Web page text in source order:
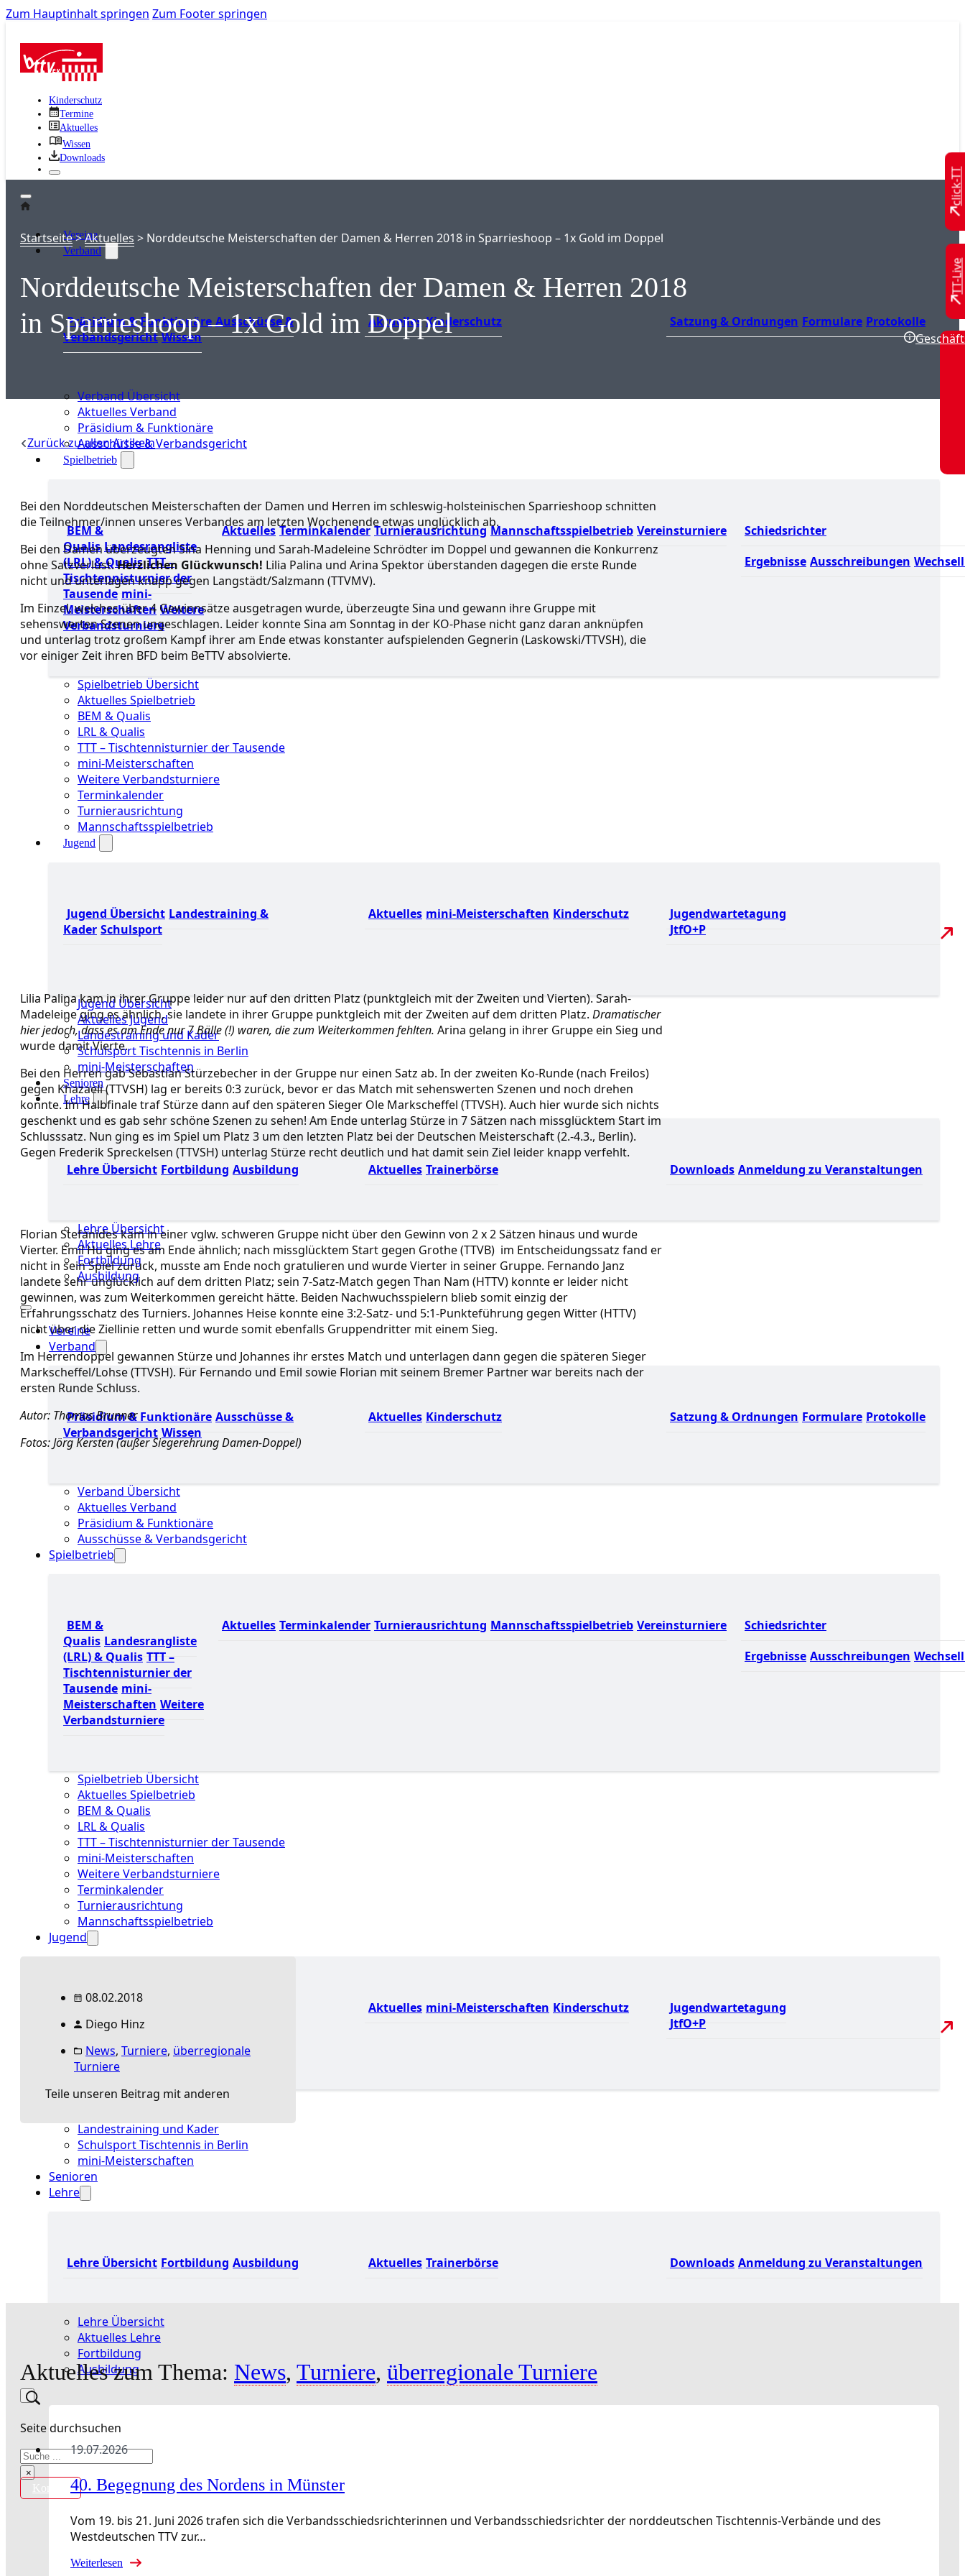
Zum Hauptinhalt springen Zum Footer springen
Kinderschutz
Termine
Aktuelles
Wissen
Downloads
Vereine
Verband
Präsidium & Funktionäre Ausschüsse &
Verbandsgericht Wissen
Aktuelles Kinderschutz Satzung & Ordnungen Formulare Protokolle
Verband Übersicht
Aktuelles Verband
Präsidium & Funktionäre
Ausschüsse & Verbandsgericht
Spielbetrieb
BEM &
Qualis Landesrangliste
(LRL) & Qualis TTT –
Tischtennisturnier der
Tausende mini-
Meisterschaften Weitere
Verbandsturniere
Aktuelles Terminkalender Turnierausrichtung Mannschaftsspielbetrieb Vereinsturniere
Schiedsrichter
Ergebnisse Ausschreibungen
Spielbetrieb Übersicht
Aktuelles Spielbetrieb
BEM & Qualis
LRL & Qualis
TTT – Tischtennisturnier der Tausende
mini-Meisterschaften
Weitere Verbandsturniere
Terminkalender
Turnierausrichtung
Mannschaftsspielbetrieb
Jugend
Jugend Übersicht Landestraining &
Kader Schulsport
Aktuelles mini-Meisterschaften Kinderschutz
Jugendwartetagung
JtfO+P
Jugend Übersicht
Aktuelles Jugend
Landestraining und Kader
Schulsport Tischtennis in Berlin
mini-Meisterschaften
Senioren
Lehre
Lehre Übersicht Fortbildung Ausbildung Aktuelles Trainerbörse Downloads Anmeldung zu Veranstaltungen
Lehre Übersicht
Aktuelles Lehre
Fortbildung
Ausbildung
Vereine
Verband
Präsidium & Funktionäre Ausschüsse &
Verbandsgericht Wissen
Aktuelles Kinderschutz Satzung & Ordnungen Formulare Protokolle
Verband Übersicht
Aktuelles Verband
Präsidium & Funktionäre
Ausschüsse & Verbandsgericht
Spielbetrieb
BEM &
Qualis Landesrangliste
(LRL) & Qualis TTT –
Tischtennisturnier der
Tausende mini-
Meisterschaften Weitere
Verbandsturniere
Aktuelles Terminkalender Turnierausrichtung Mannschaftsspielbetrieb Vereinsturniere
Schiedsrichter
Ergebnisse Ausschreibungen
Spielbetrieb Übersicht
Aktuelles Spielbetrieb
BEM & Qualis
LRL & Qualis
TTT – Tischtennisturnier der Tausende
mini-Meisterschaften
Weitere Verbandsturniere
Terminkalender
Turnierausrichtung
Mannschaftsspielbetrieb
Jugend
Kader Schulsport
Aktuelles mini-Meisterschaften Kinderschutz
Jugendwartetagung
JtfO+P
Jugend Übersicht
Landestraining und Kader
Schulsport Tischtennis in Berlin
mini-Meisterschaften
Senioren
Lehre
Lehre Übersicht Fortbildung Ausbildung Aktuelles Trainerbörse Downloads Anmeldung zu Veranstaltungen
Lehre Übersicht
Aktuelles Lehre
Fortbildung
Ausbildung
Seite durchsuchen
Suchen
×
Kontakt
Startseite>Aktuelles > Norddeutsche Meisterschaften der Damen & Herren 2018 in Sparrieshoop – 1x Gold im Doppel
Norddeutsche Meisterschaften der Damen & Herren 2018
in Sparrieshoop – 1x Gold im Doppel
Zurück zu allen Artikeln
Bei den Norddeutschen Meisterschaften der Damen und Herren im schleswig-holsteinischen Sparrieshoop schnitten
die Teilnehmer/innen unseres Verbandes am letzten Wochenende etwas unglücklich ab.
Bei den Damen überzeugten Sina Henning und Sarah-Madeleine Schrödter im Doppel und gewannen die Konkurrenz
ohne Satzverlust.Herzlichen Glückwunsch! Lilia Palina und Arina Spektor überstanden dagegen die erste Runde
nicht und unterlagen knapp gegen Langstädt/Salzmann (TTVMV).
Im Einzel, welches über 4 Gewinnsätze ausgetragen wurde, überzeugte Sina und gewann ihre Gruppe mit
sehenswerten Szenen ungeschlagen. Leider konnte Sina am Sonntag in der KO-Phase nicht ganz daran anknüpfen
und unterlag trotz großem Kampf ihrer am Ende etwas konstanter aufspielenden Gegnerin (Laskowski/TTVSH), die
vor einiger Zeit ihren BFD beim BeTTV absolvierte.
Lilia Palina kam in ihrer Gruppe leider nur auf den dritten Platz (punktgleich mit der Zweiten und Vierten). Sarah-
Madeleine ging es ähnlich, sie landete in ihrer Gruppe punktgleich mit der Zweiten auf dem dritten Platz. Dramatischer
hier jedoch, dass es am Ende nur 7 Bälle (!) waren, die zum Weiterkommen fehlten. Arina gelang in ihrer Gruppe ein Sieg und
wurde damit Vierte.
Bei den Herren gab Sebastian Stürzebecher in der Gruppe nur einen Satz ab. In der zweiten Ko-Runde (nach Freilos)
gegen Khazaeli (TTVSH) lag er bereits 0:3 zurück, bevor er das Match mit sehenswerten Szenen und noch drehen
konnte. Im Halbfinale traf Stürze dann auf den späteren Sieger Ole Markscheffel (TTVSH). Auch hier wurde sich nichts
geschenkt und es gab sehr schöne Szenen zu sehen! Am Ende unterlag Stürze in 7 Sätzen nach missglücktem Start im
Schlusssatz. Nun ging es im Spiel um Platz 3 um den letzten Platz bei der Deutschen Meisterschaft (2.-4.3., Berlin).
Gegen Frederik Spreckelsen (TTVSH) unterlag Stürze recht deutlich und hat damit sein Ziel leider knapp verfehlt.
Florian Stefanides kam in einer vglw. schweren Gruppe nicht über den Gewinn von 2 x 2 Sätzen hinaus und wurde
Vierter. Emil Hu ging es am Ende ähnlich; nach missglücktem Start gegen Grothe (TTVB) im Entscheidungssatz fand er
nicht in sein Spiel zurück, musste am Ende noch gratulieren und wurde Vierter in seiner Gruppe. Fernando Janz
landete sehr unglücklich auf dem dritten Platz; sein 7-Satz-Match gegen Than Nam (HTTV) konnte er leider nicht
gewinnen, was zum Weiterkommen gereicht hätte. Beiden Nachwuchsspielern blieb somit einzig der
Erfahrungsschatz des Turniers. Johannes Heise konnte eine 3:2-Satz- und 5:1-Punkteführung gegen Witter (HTTV)
nicht über die Ziellinie retten und wurde somit ebenfalls Gruppendritter mit einem Sieg.
Im Herrendoppel gewannen Stürze und Johannes ihr erstes Match und unterlagen dann gegen die späteren Sieger
Markscheffel/Lohse (TTVSH). Für Fernando und Emil sowie Florian mit seinem Bremer Partner war bereits nach der
ersten Runde Schluss.
Autor: Thomas Brunner
Fotos: Jörg Kersten (außer Siegerehrung Damen-Doppel)
08.02.2018
Diego Hinz
News, Turniere, überregionale
Turniere
Teile unseren Beitrag mit anderen
Aktuelles zum Thema: News, Turniere, überregionale Turniere
19.07.2026
40. Begegnung des Nordens in Münster
Vom 19. bis 21. Juni 2026 trafen sich die Verbandsschiedsrichterinnen und Verbandsschiedsrichter der norddeutschen Tischtennis-Verbände und des
Westdeutschen TTV zur…
Weiterlesen
click-TT
TT-Live